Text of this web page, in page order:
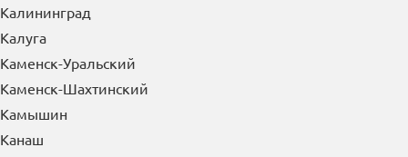
Калининград
Калуга
Каменск-Уральский
Каменск-Шахтинский
Камышин
Канаш